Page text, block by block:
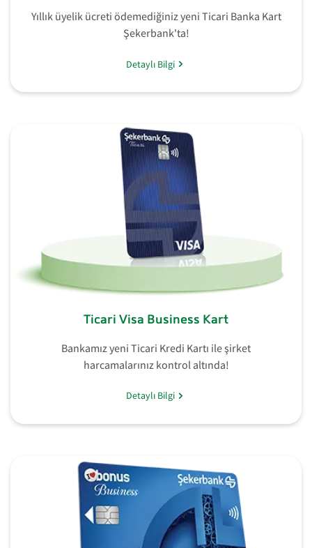
Yıllık üyelik ücreti ödemediğiniz yeni Ticari Banka Kart
Şekerbank'ta!
Detaylı Bilgi
Ticari Visa Business Kart
Bankamız yeni Ticari Kredi Kartı ile şirket
harcamalarınız kontrol altında!
Detaylı Bilgi